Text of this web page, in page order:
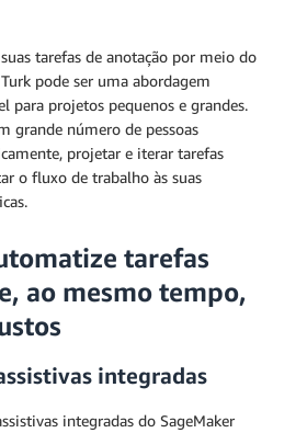
tarefas de anotação por meio do
pode ser uma abordagem
para projetos pequenos e grandes.
grande número de pessoas
projetar e iterar tarefas
o fluxo de trabalho às suas
tarefas
ao mesmo tempo,
integradas
integradas do SageMaker